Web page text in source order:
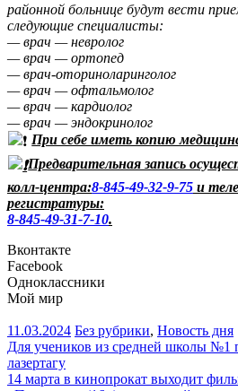
районной больнице будут вести
следующие специалисты:
— врач — невролог
— врач — ортопед
— врач-оториноларинголог
— врач — офтальмолог
— врач — кардиолог
— врач — эндокринолог
При себе иметь копию
Предварительная запись
колл-центра:8-845-49-32-9-75 и
регистратуры:
8-845-49-31-7-10.
Вконтакте
Facebook
Одноклассники
Мой мир
11.03.2024 Без рубрики, Новость дня
Навигация
по
Для учеников из средней школы №1
лазертагу
14 марта в кинопрокат выходит